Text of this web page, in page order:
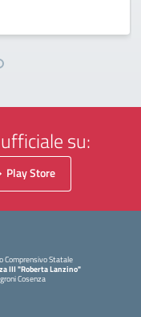
su:
Play Store
Comprensivo Statale
III "Roberta Lanzino"
Cosenza
la pagina iniziale della scuola